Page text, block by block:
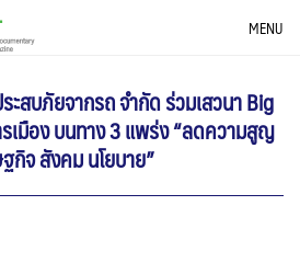
MENU
สบภัยจากรถ จำกัด ร่วมเสวนา Big
เมือง บนทาง 3 แพร่ง “ลดความสูญ
กิจ สังคม นโยบาย”